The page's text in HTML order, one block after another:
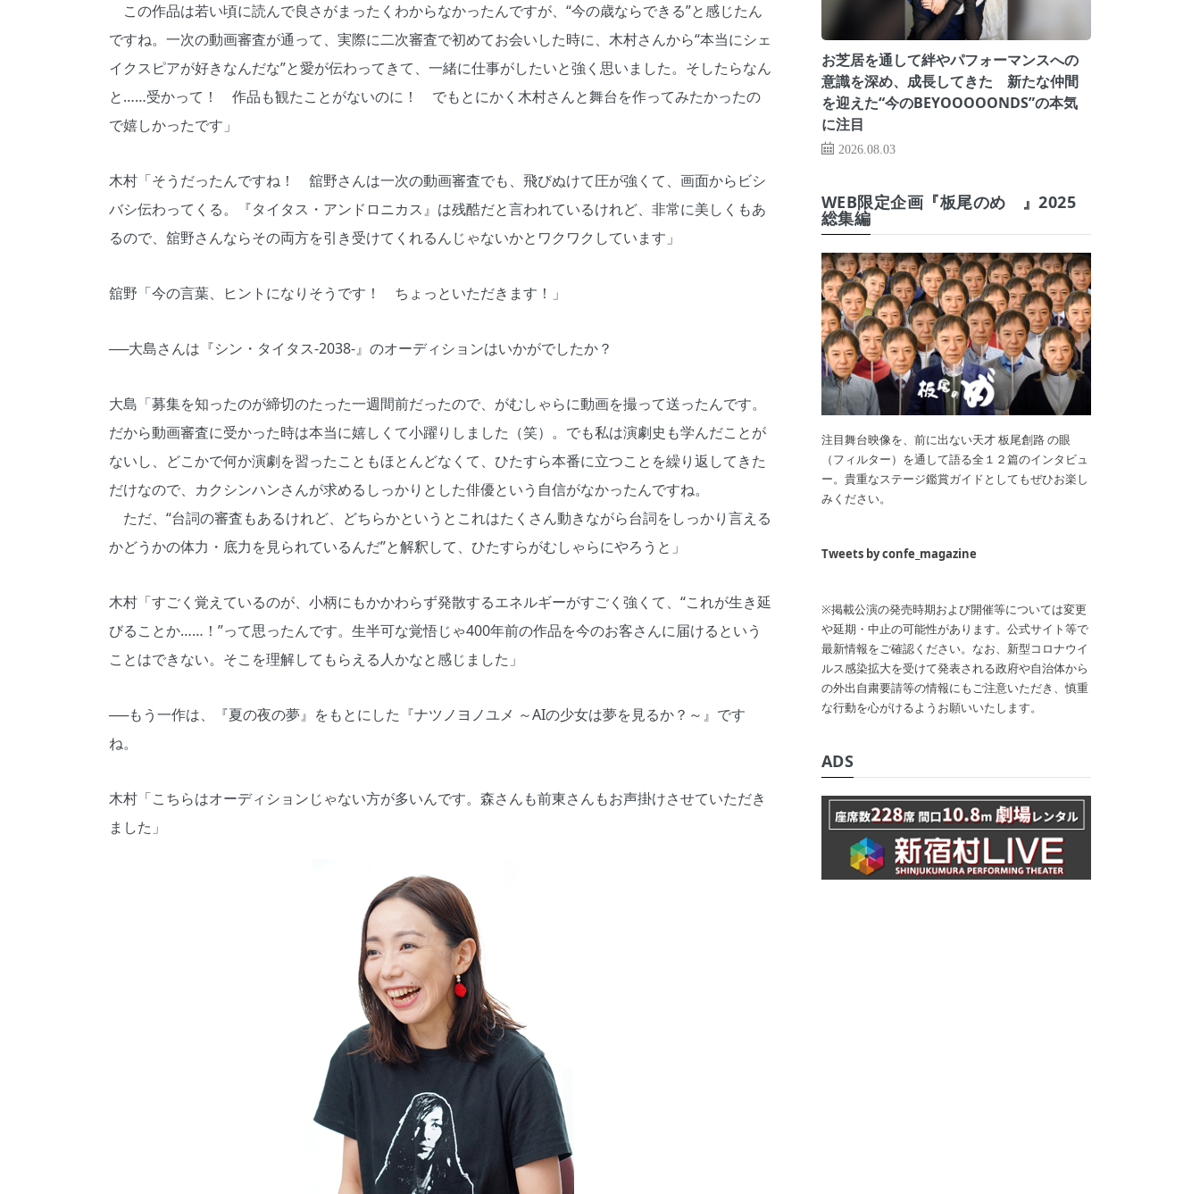
この作品は若い頃に読んで良さがまったくわからなかったんですが、“今の歳ならできる”と感じたん
ですね。一次の動画審査が通って、実際に二次審査で初めてお会いした時に、木村さんから“本当にシェ
イクスピアが好きなんだな”と愛が伝わってきて、一緒に仕事がしたいと強く思いました。そしたらなん
と……受かって！ 作品も観たことがないのに！ でもとにかく木村さんと舞台を作ってみたかったの
で嬉しかったです」
木村「そうだったんですね！ 舘野さんは一次の動画審査でも、飛びぬけて圧が強くて、画面からビシ
バシ伝わってくる。『タイタス・アンドロニカス』は残酷だと言われているけれど、非常に美しくもあ
るので、舘野さんならその両方を引き受けてくれるんじゃないかとワクワクしています」
舘野「今の言葉、ヒントになりそうです！ ちょっといただきます！」
──大島さんは『シン・タイタス‐2038‐』のオーディションはいかがでしたか？
大島「募集を知ったのが締切のたった一週間前だったので、がむしゃらに動画を撮って送ったんです。
だから動画審査に受かった時は本当に嬉しくて小躍りしました（笑）。でも私は演劇史も学んだことが
ないし、どこかで何か演劇を習ったこともほとんどなくて、ひたすら本番に立つことを繰り返してきた
だけなので、カクシンハンさんが求めるしっかりとした俳優という自信がなかったんですね。
ただ、“台詞の審査もあるけれど、どちらかというとこれはたくさん動きながら台詞をしっかり言える
かどうかの体力・底力を見られているんだ”と解釈して、ひたすらがむしゃらにやろうと」
木村「すごく覚えているのが、小柄にもかかわらず発散するエネルギーがすごく強くて、“これが生き延
びることか……！”って思ったんです。生半可な覚悟じゃ400年前の作品を今のお客さんに届けるという
ことはできない。そこを理解してもらえる人かなと感じました」
──もう一作は、『夏の夜の夢』をもとにした『ナツノヨノユメ ～AIの少女は夢を見るか？～』です
ね。
木村「こちらはオーディションじゃない方が多いんです。森さんも前東さんもお声掛けさせていただき
ました」
お芝居を通して絆やパフォーマンスへの
意識を深め、成長してきた 新たな仲間
を迎えた“今のBEYOOOOONDS”の本気
に注目
2026.08.03
WEB限定企画『板尾のめ゙』2025
総集編
注目舞台映像を、前に出ない天才 板尾創路 の眼
（フィルター）を通して語る全１２篇のインタビュ
ー。貴重なステージ鑑賞ガイドとしてもぜひお楽し
みください。
Tweets by confe_magazine
※掲載公演の発売時期および開催等については変更
や延期・中止の可能性があります。公式サイト等で
最新情報をご確認ください。なお、新型コロナウイ
ルス感染拡大を受けて発表される政府や自治体から
の外出自粛要請等の情報にもご注意いただき、慎重
な行動を心がけるようお願いいたします。
ADS